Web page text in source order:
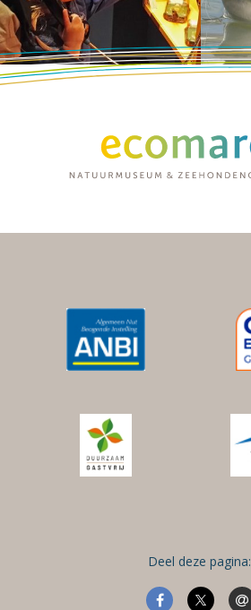
Deel deze pagina: